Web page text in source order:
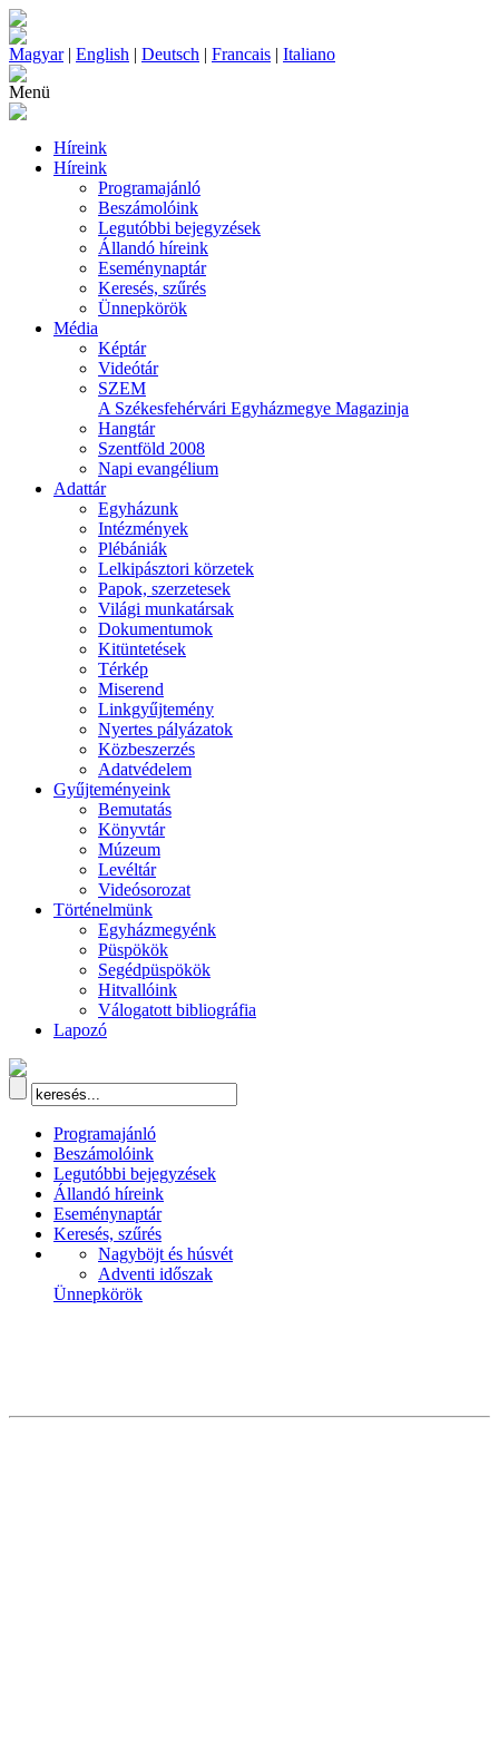
Magyar| English | Deutsch | Francais | Italiano
Menü
Híreink
Híreink
Programajánló
Beszámolóink
Legutóbbi bejegyzések
Állandó híreink
Eseménynaptár
Keresés, szűrés
Ünnepkörök
Média
Képtár
Videótár
SZEM
A Székesfehérvári Egyházmegye Magazinja
Hangtár
Szentföld 2008
Napi evangélium
Adattár
Egyházunk
Intézmények
Plébániák
Lelkipásztori körzetek
Papok, szerzetesek
Világi munkatársak
Dokumentumok
Kitüntetések
Térkép
Miserend
Linkgyűjtemény
Nyertes pályázatok
Közbeszerzés
Adatvédelem
Gyűjteményeink
Bemutatás
Könyvtár
Múzeum
Levéltár
Videósorozat
Történelmünk
Egyházmegyénk
Püspökök
Segédpüspökök
Hitvallóink
Válogatott bibliográfia
Lapozó
Programajánló
Beszámolóink
Legutóbbi bejegyzések
Állandó híreink
Eseménynaptár
Keresés, szűrés
Nagyböjt és húsvét
Adventi időszak
Ünnepkörök